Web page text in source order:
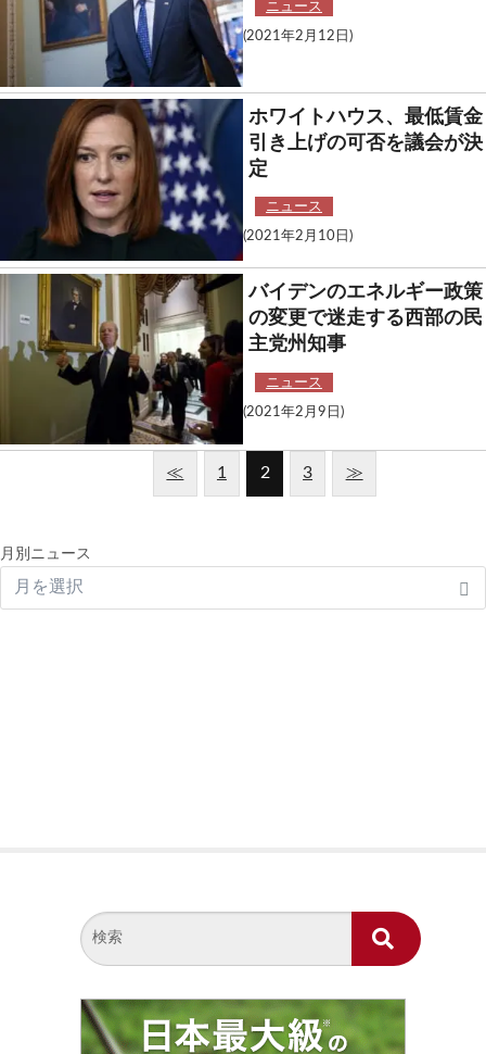
ニュース
(2021年2月12日)
ホワイトハウス、最低賃金
引き上げの可否を議会が決
定
ニュース
(2021年2月10日)
バイデンのエネルギー政策
の変更で迷走する西部の民
主党州知事
ニュース
(2021年2月9日)
≪ 1 2 3 ≫
月別ニュース